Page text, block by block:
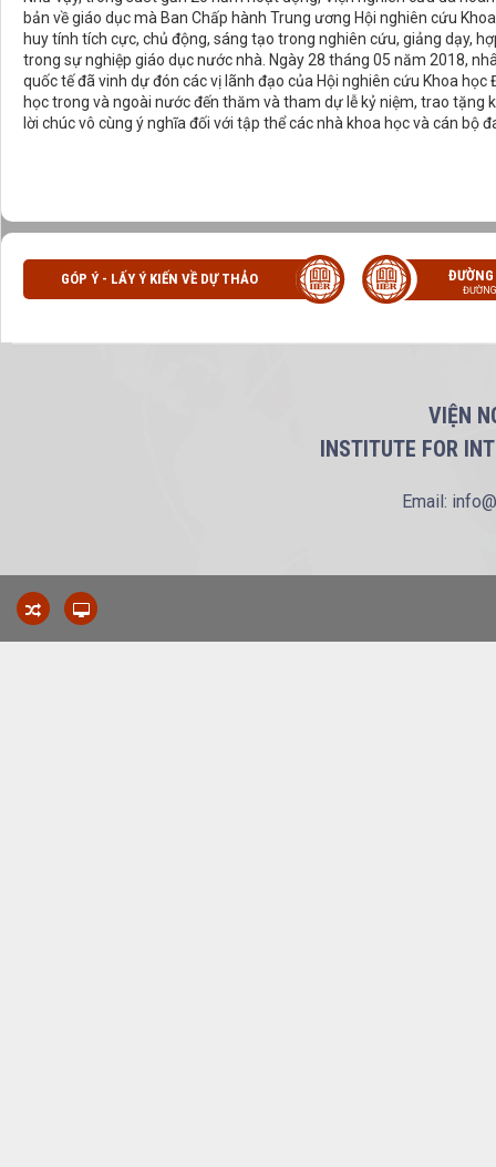
bản về giáo dục mà Ban Chấp hành Trung ương Hội nghiên cứu
huy tính tích cực, chủ động, sáng tạo trong nghiên cứu, giảng dạy,
trong sự nghiệp giáo dục nước nhà. Ngày 28 tháng 05 năm 2018,
quốc tế đã vinh dự đón các vị lãnh đạo của Hội nghiên cứu Khoa
học trong và ngoài nước đến thăm và tham dự lễ kỷ niệm, trao
lời chúc vô cùng ý nghĩa đối với tập thể các nhà khoa học và cán bộ
GÓP Ý - LẤY Ý KIẾN VỀ DỰ THẢO
VIỆN
INSTITUTE FOR
Email: